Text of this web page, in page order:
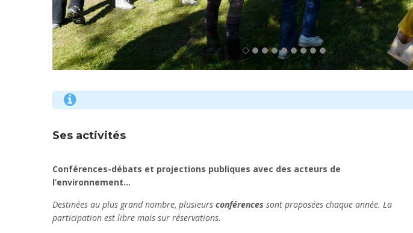
Ses activités
Conférences-débats et projections publiques avec des acteurs de
l’environnement…
Destinées au plus grand nombre, plusieurs conférences sont proposées chaque année. La
participation est libre mais sur réservations.